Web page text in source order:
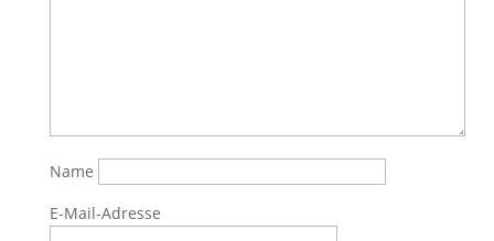
Name
E-Mail-Adresse